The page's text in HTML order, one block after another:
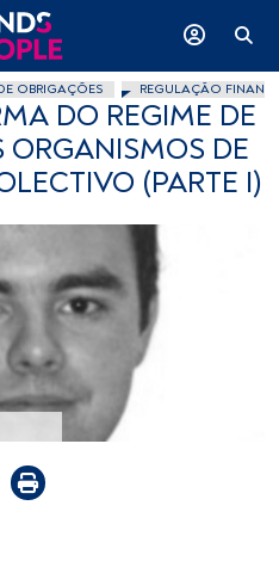
OBRIGAÇÕES REGULAÇÃO
DO REGIME DE
ORGANISMOS DE
(PARTE I)